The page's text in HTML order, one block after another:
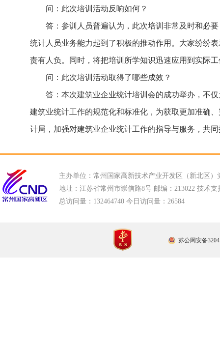
问：此次培训活动反响如何？
答：参训人员普遍认为，此次培训非常及时和必
统计人员业务能力起到了积极的推动作用。大家纷纷
责有人负。同时，将把培训所学知识迅速应用到实际
问：此次培训活动取得了哪些成效？
答：本次建筑业企业统计培训会的成功举办，不
建筑业统计工作的规范化和标准化，为获取更加准确
计局，加强对建筑业企业统计工作的指导与服务，共
主办单位：常州国家高新技术产业开发区（新北区）
地址：江苏省常州市崇信路8号 邮编：213022 技术支
总访问量： 132464740 今日访问量： 26584
苏公网安备